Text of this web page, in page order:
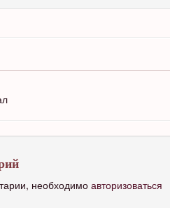
необходимо авторизоваться